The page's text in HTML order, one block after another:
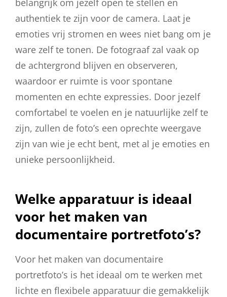
belangrijk om jezelf open te stellen en
authentiek te zijn voor de camera. Laat je
emoties vrij stromen en wees niet bang om je
ware zelf te tonen. De fotograaf zal vaak op
de achtergrond blijven en observeren,
waardoor er ruimte is voor spontane
momenten en echte expressies. Door jezelf
comfortabel te voelen en je natuurlijke zelf te
zijn, zullen de foto’s een oprechte weergave
zijn van wie je echt bent, met al je emoties en
unieke persoonlijkheid.
Welke apparatuur is ideaal
voor het maken van
documentaire portretfoto’s?
Voor het maken van documentaire
portretfoto’s is het ideaal om te werken met
lichte en flexibele apparatuur die gemakkelijk